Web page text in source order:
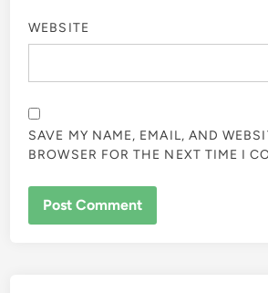
WEBSITE
SAVE MY NAME, EMAIL, AND
BROWSER FOR THE NEXT TIME I